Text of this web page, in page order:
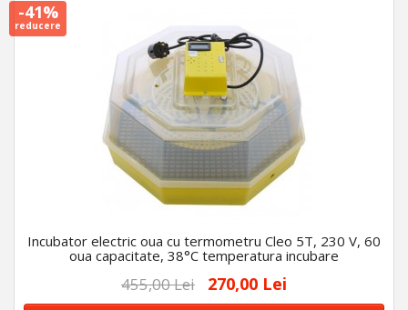
-41%
reducere
Incubator electric oua cu termometru Cleo 5T, 230 V, 60
oua capacitate, 38°C temperatura incubare
455,00 Lei 270,00 Lei